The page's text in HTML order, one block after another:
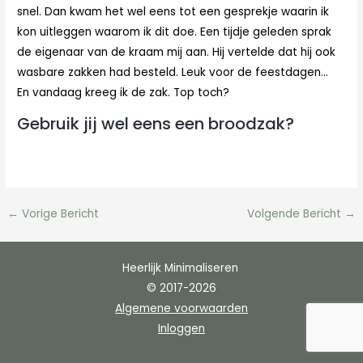
snel. Dan kwam het wel eens tot een gesprekje waarin ik
kon uitleggen waarom ik dit doe. Een tijdje geleden sprak
de eigenaar van de kraam mij aan. Hij vertelde dat hij ook
wasbare zakken had besteld. Leuk voor de feestdagen…
En vandaag kreeg ik de zak. Top toch?
Gebruik jij wel eens een broodzak?
← Vorige Bericht Volgende Bericht →
Heerlijk Minimaliseren
© 2017-2026
Algemene voorwaarden
Inloggen